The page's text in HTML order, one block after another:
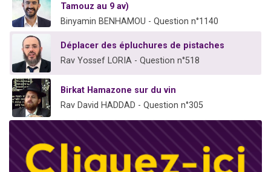
Tamouz au 9 av)
Binyamin BENHAMOU - Question n°1140
Déplacer des épluchures de pistaches
Rav Yossef LORIA - Question n°518
Birkat Hamazone sur du vin
Rav David HADDAD - Question n°305